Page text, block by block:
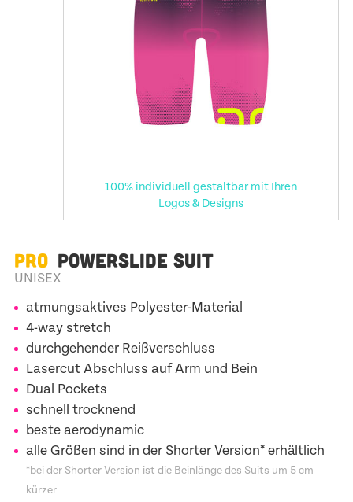
100% individuell gestaltbar mit Ihren
Logos & Designs
PRO POWERSLIDE SUIT
UNISEX
atmungsaktives Polyester-Material
4-way stretch
durchgehender Reißverschluss
Lasercut Abschluss auf Arm und Bein
Dual Pockets
schnell trocknend
beste aerodynamic
alle Größen sind in der Shorter Version* erhältlich
*bei der Shorter Version ist die Beinlänge des Suits um 5 cm
kürzer